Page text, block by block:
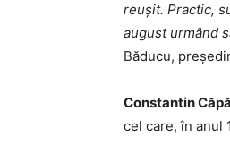
reușit. Practic,
august urmând
Băducu,
Constantin
cel care, în anul